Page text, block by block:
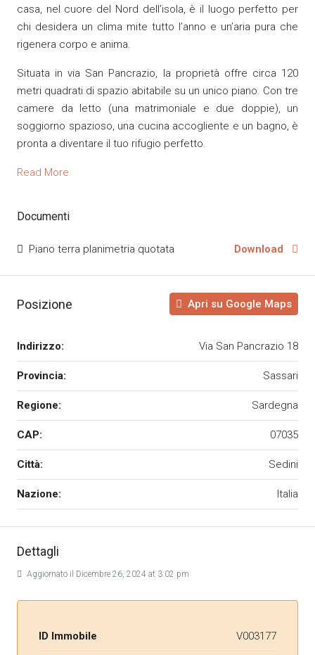
casa, nel cuore del Nord dell’isola, è il luogo perfetto per
chi desidera un clima mite tutto l’anno e un’aria pura che
rigenera corpo e anima.
Situata in via San Pancrazio, la proprietà offre circa 120
metri quadrati di spazio abitabile su un unico piano. Con tre
camere da letto (una matrimoniale e due doppie), un
soggiorno spazioso, una cucina accogliente e un bagno, è
pronta a diventare il tuo rifugio perfetto.
Read More
Documenti
Piano terra planimetria quotata Download
Posizione Apri su Google Maps
Indirizzo: Via San Pancrazio 18
Provincia: Sassari
Regione: Sardegna
CAP: 07035
Città: Sedini
Nazione: Italia
Dettagli
Aggiornato il Dicembre 26, 2024 at 3:02 pm
ID Immobile V003177